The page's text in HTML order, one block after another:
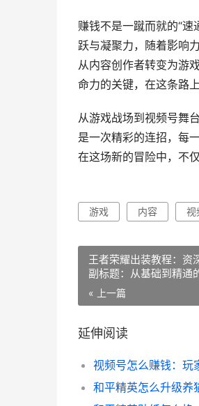
赚钱不是一蹴而就的“
跃与凝聚力，随着影响
从内容创作者转变为游
命力的关键，在这条路
从游戏战场到视频号舞
是一次精彩的连招，每
在这场新的冒险中，不
游戏 内容 视
王者荣耀出装教程：资
副标题：从基础到精通
« 上一篇
延伸阅读
视频号怎么赚钱：玩